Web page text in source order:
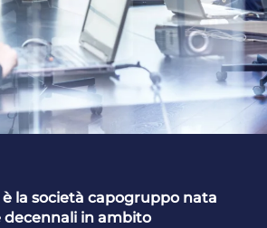
è la società capogruppo nata
decennali in ambito